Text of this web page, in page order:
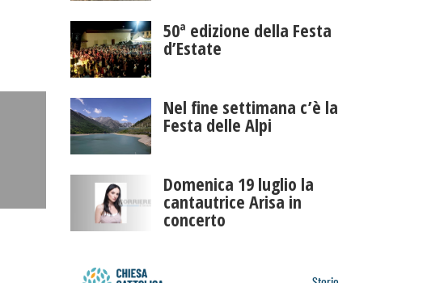
50ª edizione della Festa
d’Estate
Nel fine settimana c’è la
Festa delle Alpi
Domenica 19 luglio la
cantautrice Arisa in
concerto